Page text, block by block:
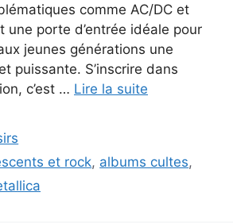
comme AC/DC et
une porte d’entrée idéale pour
jeunes générations une
puissante. S’inscrire dans
c’est … Lire la suite
et rock, albums cultes,